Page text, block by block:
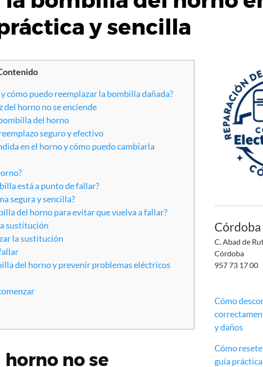
y sencilla
cómo puedo reemplazar la bombilla dañada?
del horno no se enciende
del horno
seguro y efectivo
en el horno y cómo puedo cambiarla
está a punto de fallar?
segura y sencilla?
del horno para evitar que vuelva a fallar?
sustitución
la sustitución
del horno y prevenir problemas eléctricos
no se
C. Abad de
Córdoba
957 73 17 00
Cómo
y daños
Cómo
guía